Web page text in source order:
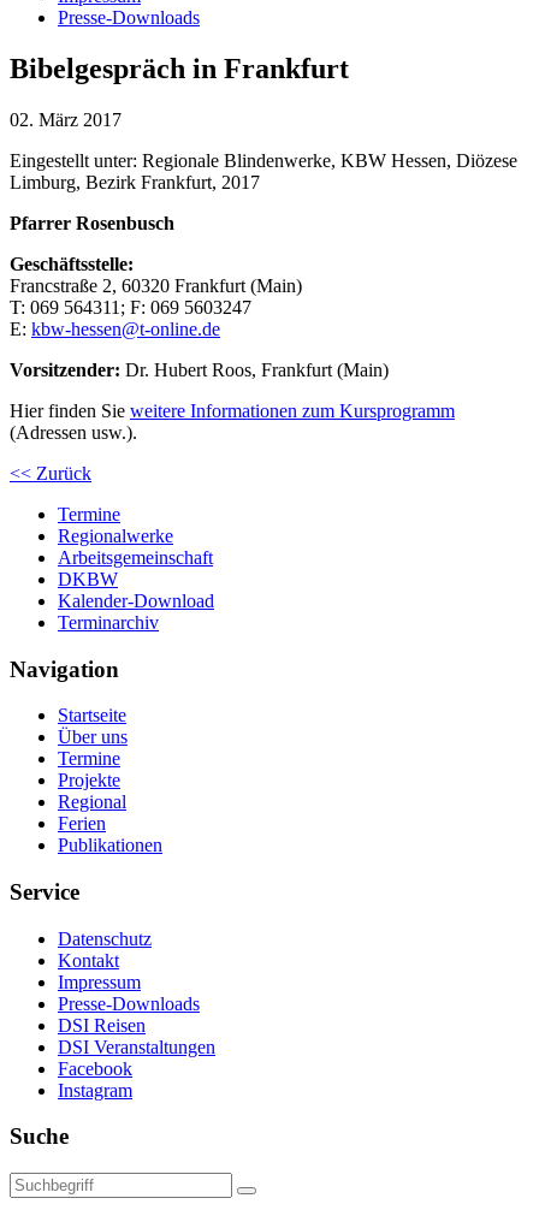
Presse-Downloads
Bibelgespräch in Frankfurt
02. März 2017
Eingestellt unter: Regionale Blindenwerke, KBW Hessen, Diözese
Limburg, Bezirk Frankfurt, 2017
Pfarrer Rosenbusch
Geschäftsstelle:
Francstraße 2, 60320 Frankfurt (Main)
T: 069 564311 ; F: 069 5603247
E: kbw-hessen@t-online.de
Vorsitzender: Dr. Hubert Roos, Frankfurt (Main)
Hier finden Sie weitere Informationen zum Kursprogramm
(Adressen usw.).
<< Zurück
Termine
Regionalwerke
Arbeitsgemeinschaft
DKBW
Kalender-Download
Terminarchiv
Navigation
Startseite
Über uns
Termine
Projekte
Regional
Ferien
Publikationen
Service
Datenschutz
Kontakt
Impressum
Presse-Downloads
DSI Reisen
DSI Veranstaltungen
Facebook
Instagram
Suche